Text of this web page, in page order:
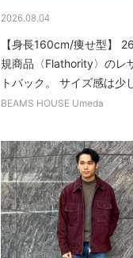
2026.08.04
【身長160cm/痩せ型】
規商品〈Flathority〉のレ
トバック。 サイズ感は少
BEAMS HOUSE Umeda